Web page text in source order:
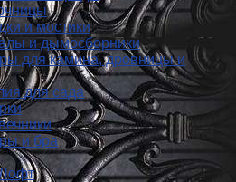
и мостики
и дымосборники
для камина, дровницы и
для сада
и бра